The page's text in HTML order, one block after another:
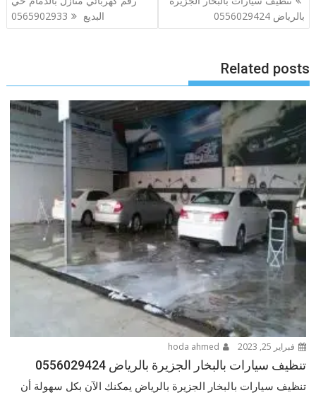
المقالات
بالرياض 0556029424
البديع 0565902933
Related posts
فبراير 25, 2023
تنظيف سيارات بالبخار الجزيرة بالرياض 0556029424
تنظيف سيارات بالبخار الجزيرة بالرياض يمكنك الآن بكل سهولة أن